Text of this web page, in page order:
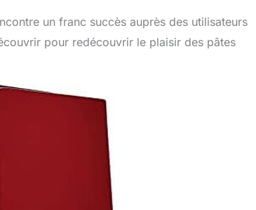
un franc succès auprès des utilisateurs
pour redécouvrir le plaisir des pâtes